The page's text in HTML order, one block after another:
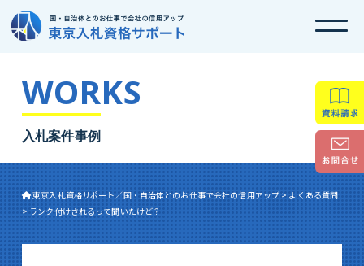
WORKS
入札案件事例
東京入札資格サポート／国・自治体とのお仕事で会社の信用アップ>よくある質問
>ランク付けされるって聞いたけど？